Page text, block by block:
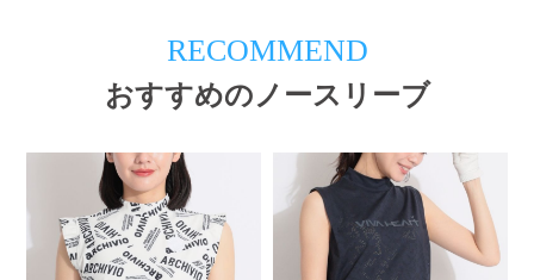
RECOMMEND
おすすめのノースリーブ